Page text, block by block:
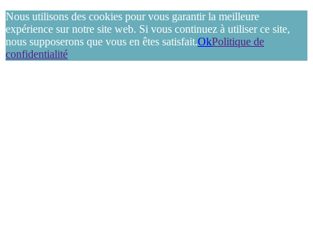
Nous utilisons des cookies pour vous garantir la meilleure
expérience sur notre site web. Si vous continuez à utiliser ce site,
nous supposerons que vous en êtes satisfait.OkPolitique de
confidentialité